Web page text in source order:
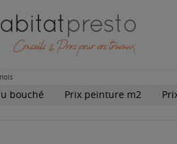
bouché Prix peinture m2